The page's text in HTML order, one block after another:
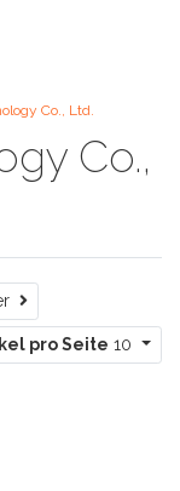
Co., Ltd.
Co.,
Weiter
pro Seite 10